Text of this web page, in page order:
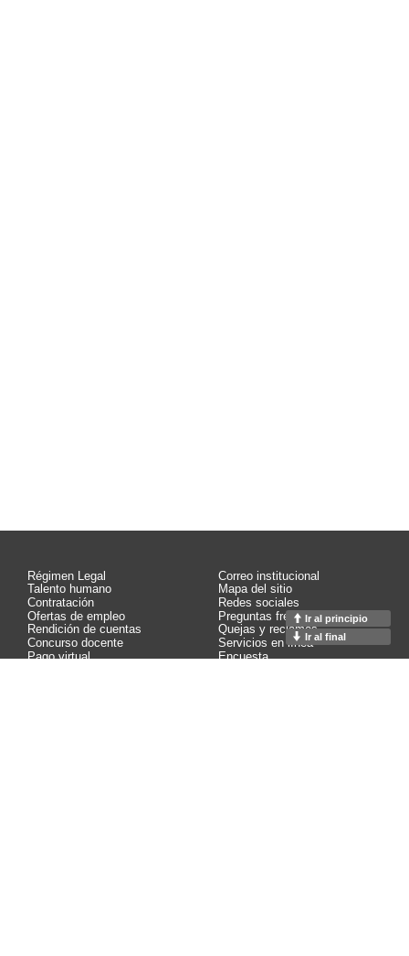
Ir al principio
Ir al final
Régimen Legal
Talento humano
Contratación
Ofertas de empleo
Rendición de cuentas
Concurso docente
Pago virtual
Correo institucional
Mapa del sitio
Redes sociales
Preguntas frecuentes
Quejas y reclamos
Servicios en línea
Encuesta